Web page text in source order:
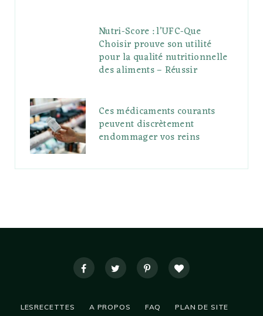
Nutri-Score : l’UFC-Que
Choisir prouve son utilité
pour la qualité nutritionnelle
des aliments – Réussir
Ces médicaments courants
peuvent discrètement
endommager vos reins
LESRECETTES A PROPOS FAQ PLAN DE SITE